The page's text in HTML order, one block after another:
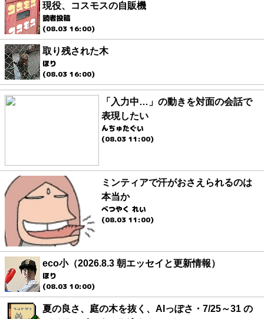
現役、コスモスの自販機
読者投稿
(08.03 16:00)
取り残された木
ほり
(08.03 16:00)
「入力中…」の動きを対面の会話で
表現したい
んちゅたぐい
(08.03 11:00)
ミンティアで汗がおさえられるのは
本当か
べつやく れい
(08.03 11:00)
eco小（2026.8.3 朝エッセイと更新情報）
ほり
(08.03 10:00)
夏の良さ、庭の木を抜く、AIっぽさ・7/25～31 の